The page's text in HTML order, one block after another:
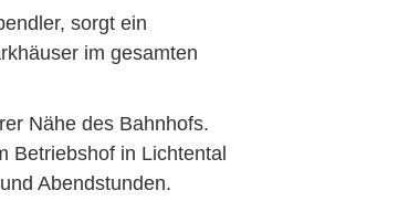
sorgt ein
im gesamten
Nähe des Bahnhofs.
Betriebshof in Lichtental
Abendstunden.